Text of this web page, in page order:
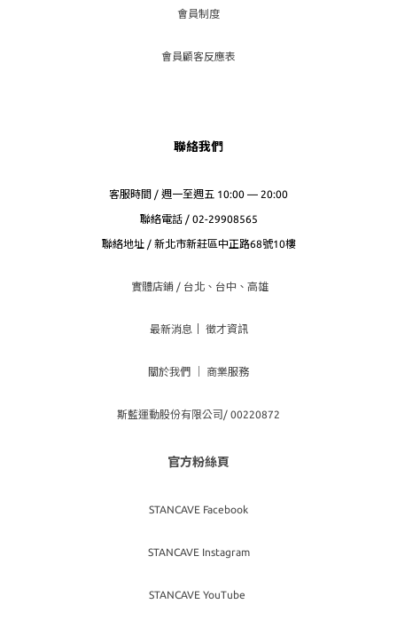
會員制度
會員顧客反應表
聯絡我們
客服時間 / 週一至週五 10:00 — 20:00
聯絡電話 / 02-29908565
聯絡地址 / 新北市新莊區中正路68號10樓
實體店鋪 / 台北、台中、高雄
最新消息 徵才資訊
關於我們 商業服務
斯藍運動股份有限公司/ 00220872
官方粉絲頁
STANCAVE Facebook
STANCAVE Instagram
STANCAVE YouTube